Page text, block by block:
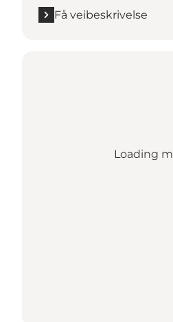
Få veibeskrivelse
Loading